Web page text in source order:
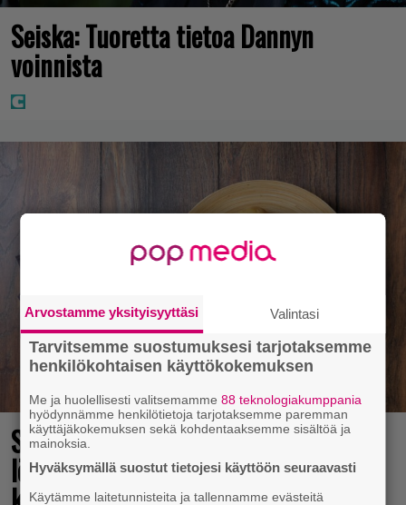
Seiska: Tuoretta tietoa Dannyn
voinnista
Syötkö perunoita näin? Tutkijat
löysivät yhteyden vakavaan
Arvostamme yksityisyyttäsi Valintasi
Tarvitsemme suostumuksesi tarjotaksemme
henkilökohtaisen käyttökokemuksen
Me ja huolellisesti valitsemamme88 teknologiakumppania
hyödynnämme henkilötietoja tarjotaksemme paremman
käyttäjäkokemuksen sekä kohdentaaksemme sisältöä ja
mainoksia.
Hyväksymällä suostut tietojesi käyttöön seuraavasti
Käytämme laitetunnisteita ja tallennamme evästeitä